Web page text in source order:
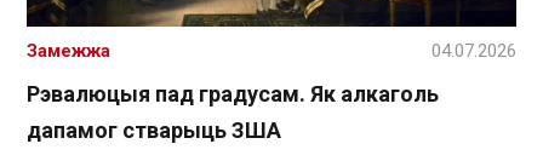
Рэвалюцыя пад градусам. Як алкаголь
дапамог стварыць ЗША
Замежжа 04.07.2026